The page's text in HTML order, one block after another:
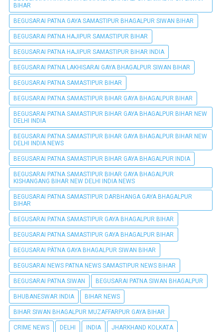
BIHAR
BEGUSARAI PATNA GAYA SAMASTIPUR BHAGALPUR SIWAN BIHAR
BEGUSARAI PATNA HAJIPUR SAMASTIPUR BIHAR
BEGUSARAI PATNA HAJIPUR SAMASTIPUR BIHAR INDIA
BEGUSARAI PATNA LAKHISARAI GAYA BHAGALPUR SIWAN BIHAR
BEGUSARAI PATNA SAMASTIPUR BIHAR
BEGUSARAI PATNA SAMASTIPUR BIHAR GAYA BHAGALPUR BIHAR
BEGUSARAI PATNA SAMASTIPUR BIHAR GAYA BHAGALPUR BIHAR NEW
DELHI INDIA
BEGUSARAI PATNA SAMASTIPUR BIHAR GAYA BHAGALPUR BIHAR NEW
DELHI INDIA NEWS
BEGUSARAI PATNA SAMASTIPUR BIHAR GAYA BHAGALPUR INDIA
BEGUSARAI PATNA SAMASTIPUR BIHAR GAYA BHAGALPUR
KISHANGANG BIHAR NEW DELHI INDIA NEWS
BEGUSARAI PATNA SAMASTIPUR DARBHANGA GAYA BHAGALPUR
BIHAR
BEGUSARAI PATNA SAMASTIPUR GAYA BHAGALPUR BIHAR
BEGUSARAI PATNA SAMASTIPUR GAYA BHAGALPUR BIHAR
BEGUSARAI PÀTNA GAYA BHAGALPUR SIWAN BIHAR
BEGUSARAI NEWS PATNA NEWS SAMASTIPUR NEWS BIHAR
BEGUSARAI PATNA SIWAN BEGUSARAI PATNA SIWAN BHAGALPUR
BHUBANESWAR INDIA BIHAR NEWS
BIHAR SIWAN BHAGALPUR MUZAFFARPUR GAYA BIHAR
CRIME NEWS DELHI INDIA JHARKHAND KOLKATA